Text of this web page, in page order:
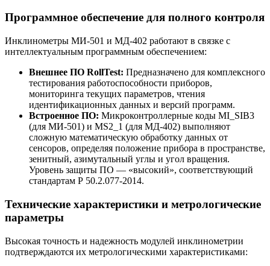
Программное обеспечение для полного контроля
Инклинометры МИ-501 и МД-402 работают в связке с
интеллектуальным программным обеспечением:
Внешнее ПО RollTest: Предназначено для комплексного
тестирования работоспособности приборов,
мониторинга текущих параметров, чтения
идентификационных данных и версий программ.
Встроенное ПО: Микроконтроллерные коды MI_SIB3
(для МИ-501) и MS2_1 (для МД-402) выполняют
сложную математическую обработку данных от
сенсоров, определяя положение прибора в пространстве,
зенитный, азимутальный углы и угол вращения.
Уровень защиты ПО — «высокий», соответствующий
стандартам Р 50.2.077-2014.
Технические характеристики и метрологические
параметры
Высокая точность и надежность модулей инклинометрии
подтверждаются их метрологическими характеристиками: